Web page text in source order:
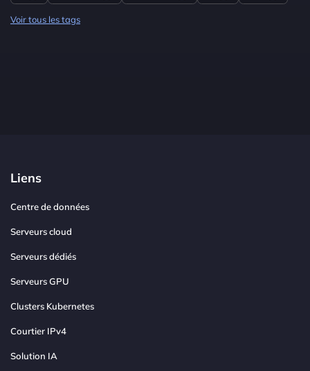
Voir tous les tags
Liens
Centre de données
Serveurs cloud
Serveurs dédiés
Serveurs GPU
Clusters Kubernetes
Courtier IPv4
Solution IA